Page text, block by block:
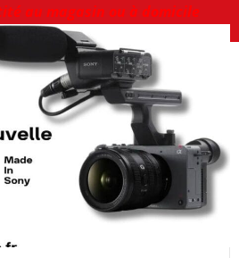
au magasin ou à domicile